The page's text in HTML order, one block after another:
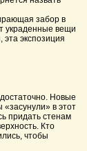
забор в
украденные вещи
экспозиция
Новые
в этот
придать стенам
Кто
чтобы